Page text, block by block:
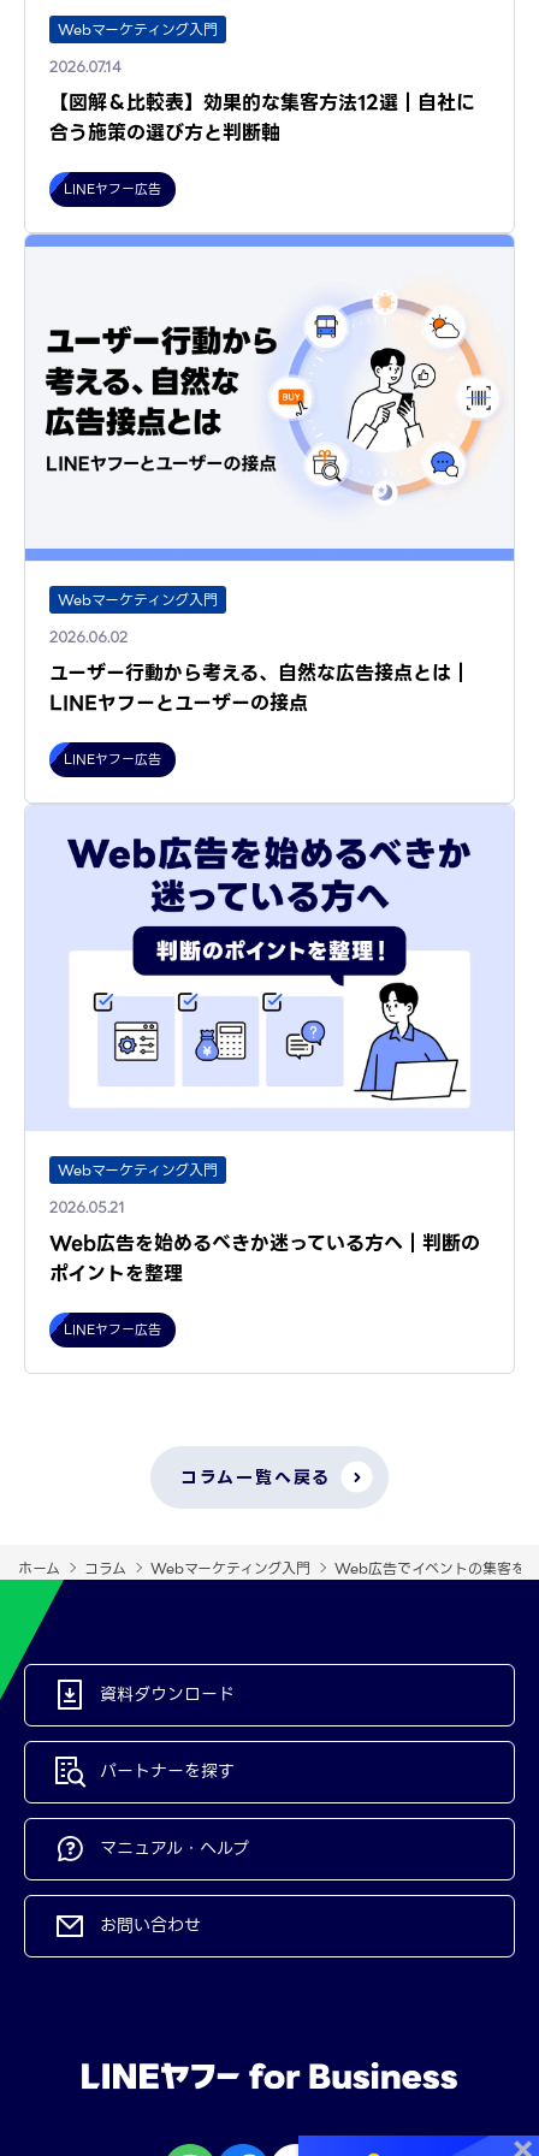
Webマーケティング入門
2026.07.14
【図解＆比較表】効果的な集客方法12選｜自社に
合う施策の選び方と判断軸
LINEヤフー広告
Webマーケティング入門
2026.06.02
ユーザー行動から考える、自然な広告接点とは｜
LINEヤフーとユーザーの接点
LINEヤフー広告
Webマーケティング入門
2026.05.21
Web広告を始めるべきか迷っている方へ｜判断の
ポイントを整理
LINEヤフー広告
コラム一覧へ戻る
ホーム コラム Webマーケティング入門 Web広告でイベントの集客を
資料ダウンロード
パートナーを探す
マニュアル・ヘルプ
お問い合わせ